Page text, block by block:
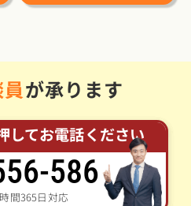
が承ります
してお電話ください
586
間365日対応